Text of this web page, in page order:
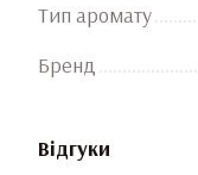
Тип аромату
Бренд
Відгуки